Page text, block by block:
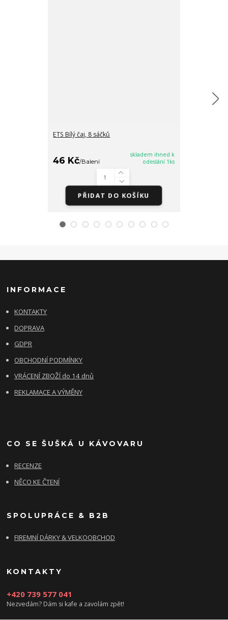
ETS Bílý čaj, 8 sáčků
46 Kč/Balení
skladem ihned k
odeslání 1ks
PŘIDAT DO KOŠÍKU
INFORMACE
KONTAKTY
DOPRAVA
GDPR
OBCHODNÍ PODMÍNKY
VRÁCENÍ ZBOŽÍ do 14 dnů
REKLAMACE A VÝMĚNY
CO SE ŠUŠKÁ U KÁVOVARU
RECENZE
NĚCO KE ČTENÍ
SPOLUPRÁCE & B2B
FIREMNÍ DÁRKY & VELKOOBCHOD
KONTAKTY
+420 739 577 041
Nezvedám? Dám si kafe a zavolám zpět!